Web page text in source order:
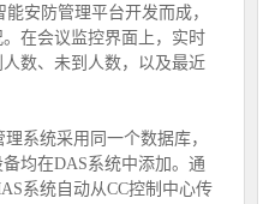
安防管理平台开发而成，
在会议监控界面上，实时
数、未到人数，以及最近
系统采用同一个数据库，
均在DAS系统中添加。通
系统自动从CC控制中心传